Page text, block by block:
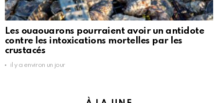
Les ouaouarons pourraient avoir un antidote
contre les intoxications mortelles par les
crustacés
il y a environ un jour